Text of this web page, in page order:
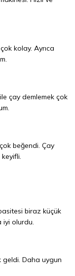
kolay. Ayrıca
çay demlemek çok
beğendi. Çay
biraz küçük
iyi olurdu.
geldi. Daha uygun